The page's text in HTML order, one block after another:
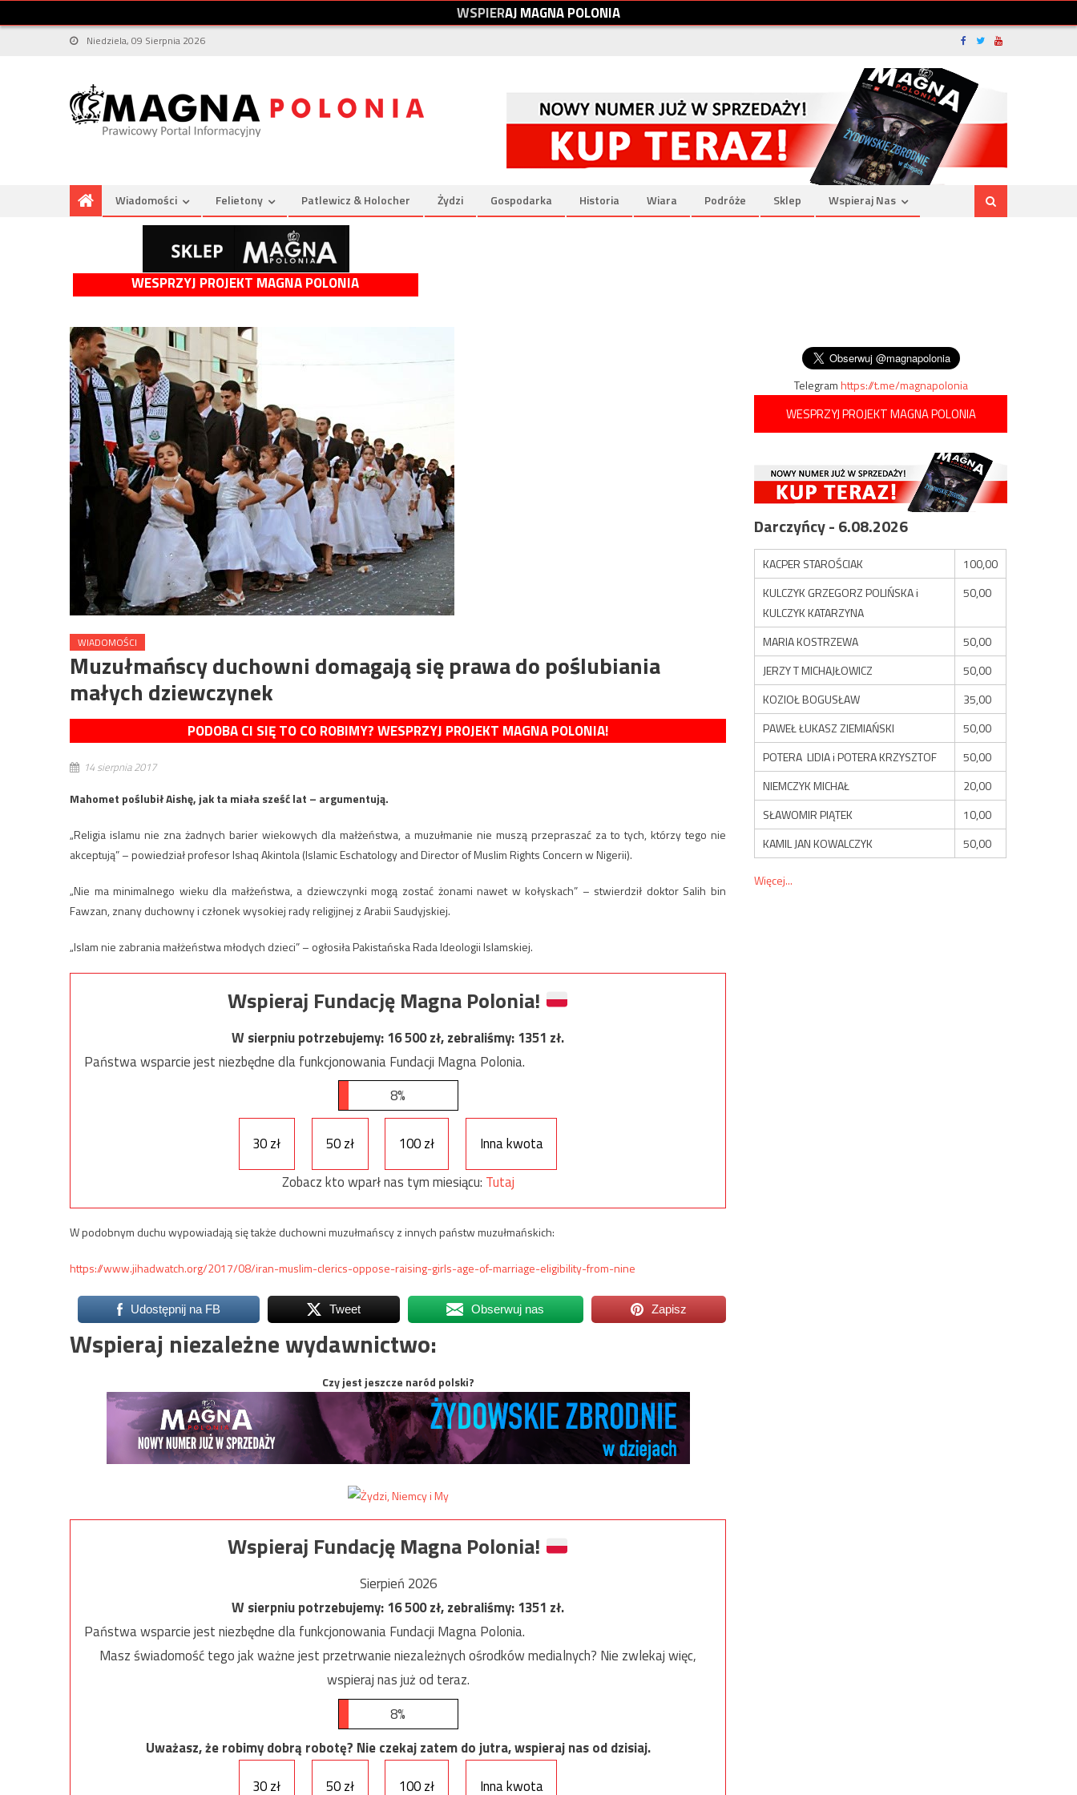
WSPIERAJMAGNAPOLONIA
Niedziela, 09 Sierpnia 2026
Wiadomości Felietony Patlewicz & Holocher Żydzi Gospodarka Historia Wiara Podróże Sklep Wspieraj Nas
WESPRZYJ PROJEKT MAGNA POLONIA
WIADOMOŚCI
Muzułmańscy duchowni domagają się prawa do poślubiania
małych dziewczynek
PODOBA CI SIĘ TO CO ROBIMY? WESPRZYJ PROJEKT MAGNA POLONIA!
14 sierpnia 2017
Mahomet poślubił Aishę, jak ta miała sześć lat – argumentują.
„Religia islamu nie zna żadnych barier wiekowych dla małżeństwa, a muzułmanie nie muszą przepraszać za to tych, którzy tego nie
akceptują” – powiedział profesor Ishaq Akintola (Islamic Eschatology and Director of Muslim Rights Concern w Nigerii).
„Nie ma minimalnego wieku dla małżeństwa, a dziewczynki mogą zostać żonami nawet w kołyskach” – stwierdził doktor Salih bin
Fawzan, znany duchowny i członek wysokiej rady religijnej z Arabii Saudyjskiej.
„Islam nie zabrania małżeństwa młodych dzieci” – ogłosiła Pakistańska Rada Ideologii Islamskiej.
Wspieraj Fundację Magna Polonia!
W sierpniu potrzebujemy:16 500zł, zebraliśmy:1351 zł.
Państwa wsparcie jest niezbędne dla funkcjonowania Fundacji Magna Polonia.
8%
30 zł 50 zł 100 zł
Inna kwota
Zobacz kto wparł nas tym miesiącu: Tutaj
W podobnym duchu wypowiadają się także duchowni muzułmańscy z innych państw muzułmańskich:
https://www.jihadwatch.org/2017/08/iran-muslim-clerics-oppose-raising-girls-age-of-marriage-eligibility-from-nine
Udostępnij na FB Tweet Obserwuj nas Zapisz
Wspieraj niezależne wydawnictwo:
Czy jest jeszcze naród polski?
Wspieraj Fundację Magna Polonia!
Sierpień 2026
W sierpniu potrzebujemy:16 500zł, zebraliśmy:1351 zł.
Państwa wsparcie jest niezbędne dla funkcjonowania Fundacji Magna Polonia.
Masz świadomość tego jak ważne jest przetrwanie niezależnych ośrodków medialnych? Nie zwlekaj więc,
wspieraj nas już od teraz.
8%
Uważasz, że robimy dobrą robotę? Nie czekaj zatem do jutra, wspieraj nas od dzisiaj.
30 zł
50 zł 100 zł Inna kwota
Telegramhttps://t.me/magnapolonia
WESPRZYJ PROJEKT MAGNA POLONIA
Darczyńcy - 6.08.2026
KACPER STAROŚCIAK
100,00
KULCZYK GRZEGORZ POLIŃSKA i
KULCZYK KATARZYNA
50,00
MARIA KOSTRZEWA
50,00
JERZY T MICHAJŁOWICZ
50,00
KOZIOŁ BOGUSŁAW
35,00
PAWEŁ ŁUKASZ ZIEMIAŃSKI
50,00
POTERA LIDIA i POTERA KRZYSZTOF
50,00
NIEMCZYK MICHAŁ
20,00
SŁAWOMIR PIĄTEK
10,00
KAMIL JAN KOWALCZYK
50,00
Więcej...